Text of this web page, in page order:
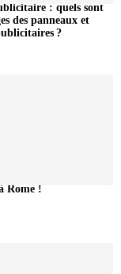
: quels sont
des panneaux et
?
Rome !